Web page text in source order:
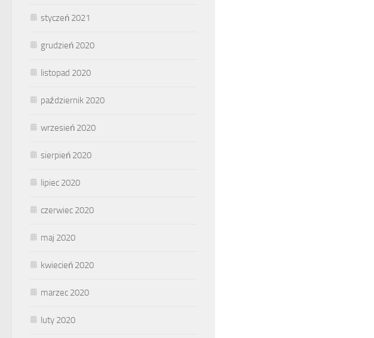
styczeń 2021
grudzień 2020
listopad 2020
październik 2020
wrzesień 2020
sierpień 2020
lipiec 2020
czerwiec 2020
maj 2020
kwiecień 2020
marzec 2020
luty 2020